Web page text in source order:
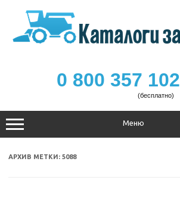
содержимому
0 800 357 102
(бесплатно)
Меню
АРХИВ МЕТКИ: 5088